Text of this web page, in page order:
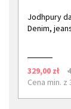
Jodhpury
Denim,
329,00 zł
Cena min. z